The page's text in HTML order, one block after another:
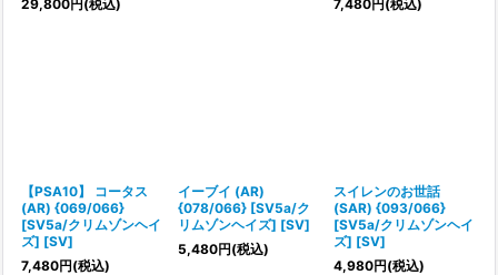
29,800円(税込)
7,480円(税込)
【PSA10】 コータス
(AR) {069/066}
[SV5a/クリムゾンヘイ
ズ] [SV]
7,480円(税込)
イーブイ (AR)
{078/066} [SV5a/ク
リムゾンヘイズ] [SV]
5,480円(税込)
スイレンのお世話
(SAR) {093/066}
[SV5a/クリムゾンヘイ
ズ] [SV]
4,980円(税込)